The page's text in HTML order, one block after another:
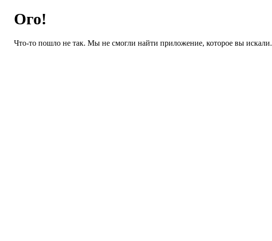
Ого!
Что-то пошло не так. Мы не смогли найти приложение, которое вы искали.